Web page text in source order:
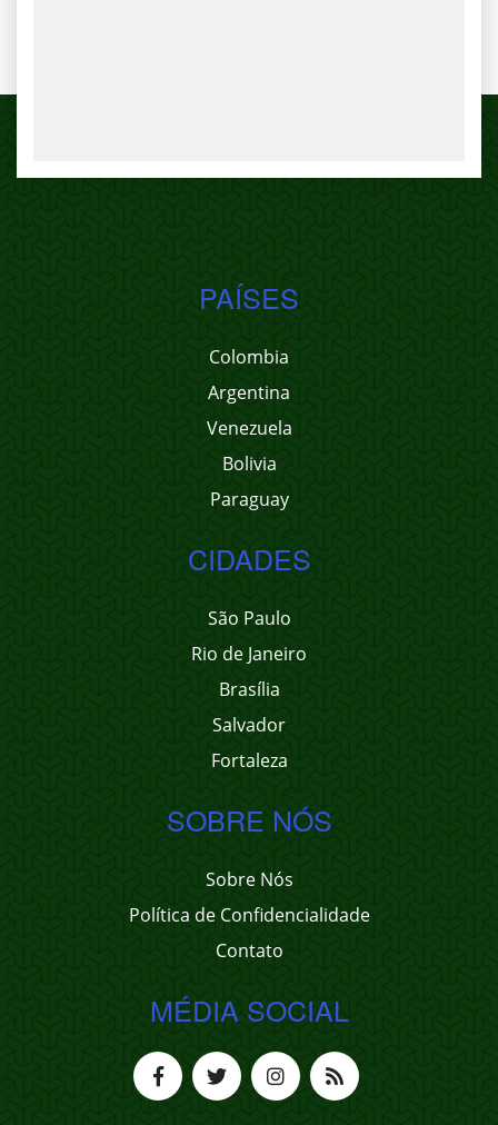
PAÍSES
Colombia
Argentina
Venezuela
Bolivia
Paraguay
CIDADES
São Paulo
Rio de Janeiro
Brasília
Salvador
Fortaleza
SOBRE NÓS
Sobre Nós
Política de Confidencialidade
Contato
MÉDIA SOCIAL